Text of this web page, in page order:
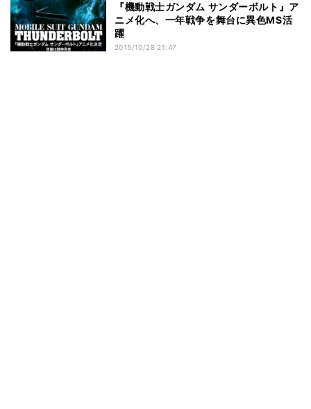
『機動戦士ガンダム サンダーボルト』ア
ニメ化へ、一年戦争を舞台に異色MS活
躍
2015/10/28 21:47